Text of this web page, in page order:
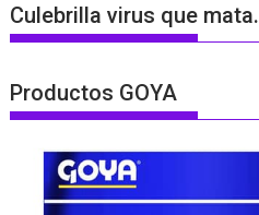
Culebrilla virus que mata.
Productos GOYA